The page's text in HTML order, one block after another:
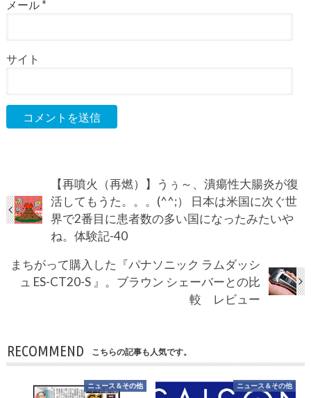
メール *
サイト
【再噴火（再燃）】うぅ～、潰瘍性大腸炎が復
活してもうた。。。(^^;） 日本は米国に次ぐ世
界で2番目に患者数の多い国になったみたいや
ね。体験記-40
まちがって購入した『パナソニック ラムダッシ
ュ ES-CT20-S 』。ブラウン シェーバーとの比
較 レビュー
RECOMMEND こちらの記事も人気です。
ニュース＆その他 ニュース＆その他